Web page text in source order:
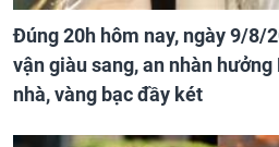
Đúng 20h hôm nay, ngày 9/8/
vận giàu sang, an nhàn
nhà, vàng bạc đầy két